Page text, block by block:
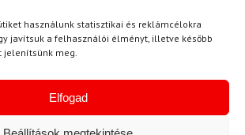
használunk statisztikai és reklámcélokra
javítsuk a felhasználói élményt, illetve később
jelenítsünk meg.
Elfogad